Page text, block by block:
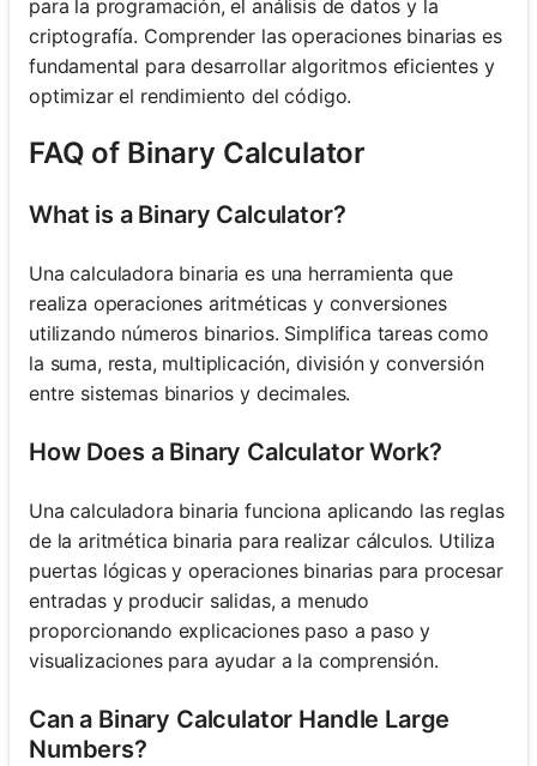
para la programación, el análisis de datos y la
criptografía. Comprender las operaciones binarias es
fundamental para desarrollar algoritmos eficientes y
optimizar el rendimiento del código.
FAQ of Binary Calculator
What is a Binary Calculator?
Una calculadora binaria es una herramienta que
realiza operaciones aritméticas y conversiones
utilizando números binarios. Simplifica tareas como
la suma, resta, multiplicación, división y conversión
entre sistemas binarios y decimales.
How Does a Binary Calculator Work?
Una calculadora binaria funciona aplicando las reglas
de la aritmética binaria para realizar cálculos. Utiliza
puertas lógicas y operaciones binarias para procesar
entradas y producir salidas, a menudo
proporcionando explicaciones paso a paso y
visualizaciones para ayudar a la comprensión.
Can a Binary Calculator Handle Large
Numbers?